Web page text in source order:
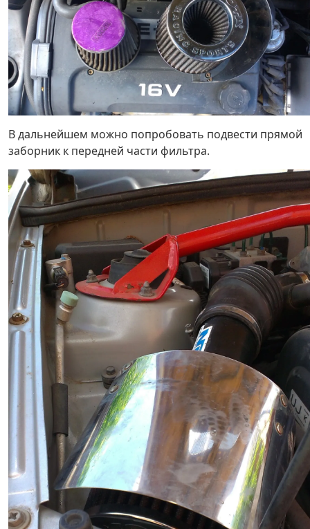
В дальнейшем можно попробовать подвести прямой
заборник к передней части фильтра.